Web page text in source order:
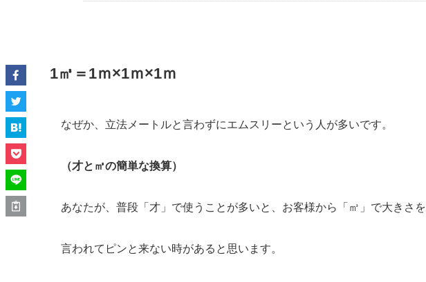
1㎥＝1ｍ×1ｍ×1ｍ
なぜか、立法メートルと言わずにエムスリーという人が多いです。
（才と㎥の簡単な換算）
あなたが、普段「才」で使うことが多いと、お客様から「㎥」で大きさを
言われてピンと来ない時があると思います。